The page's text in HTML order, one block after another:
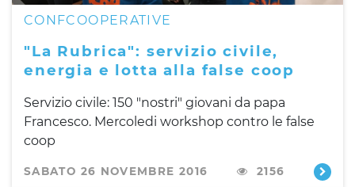
CONFCOOPERATIVE
"La Rubrica": servizio civile,
energia e lotta alla false coop
Servizio civile: 150 "nostri" giovani da papa
Francesco. Mercoledi workshop contro le false
coop
SABATO 26 NOVEMBRE 2016 2156